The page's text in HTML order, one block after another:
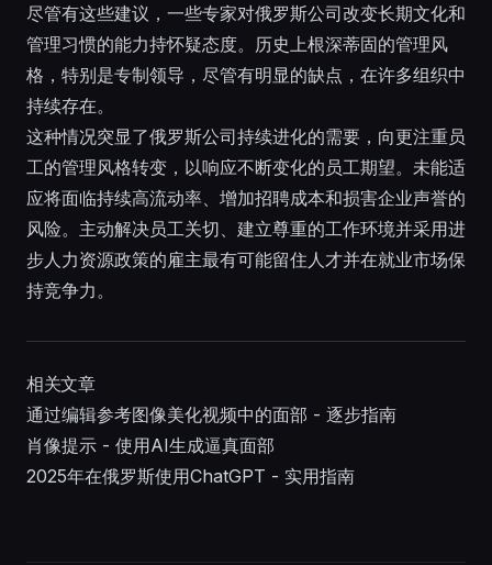
尽管有这些建议，一些专家对俄罗斯公司改变长期文化和
管理习惯的能力持怀疑态度。历史上根深蒂固的管理风
格，特别是专制领导，尽管有明显的缺点，在许多组织中
持续存在。
这种情况突显了俄罗斯公司持续进化的需要，向更注重员
工的管理风格转变，以响应不断变化的员工期望。未能适
应将面临持续高流动率、增加招聘成本和损害企业声誉的
风险。主动解决员工关切、建立尊重的工作环境并采用进
步人力资源政策的雇主最有可能留住人才并在就业市场保
持竞争力。
相关文章
通过编辑参考图像美化视频中的面部 - 逐步指南
肖像提示 - 使用AI生成逼真面部
2025年在俄罗斯使用ChatGPT - 实用指南